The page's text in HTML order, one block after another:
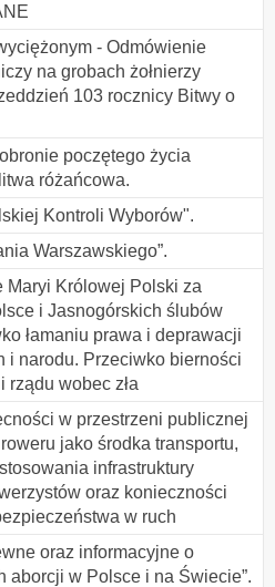
- Odmówienie
na grobach żołnierzy
103 rocznicy Bitwy o
poczętego życia
różańcowa.
Kontroli Wyborów".
Warszawskiego”.
Maryi Królowej Polski za
i Jasnogórskich ślubów
łamaniu prawa i deprawacji
i narodu. Przeciwko bierności
rządu wobec zła
w przestrzeni publicznej
jako środka transportu,
infrastruktury
oraz konieczności
w ruch
oraz informacyjne o
aborcji w Polsce i na Świecie”.